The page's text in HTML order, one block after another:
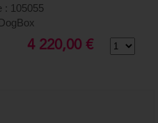
: 105055
4 220,00 €